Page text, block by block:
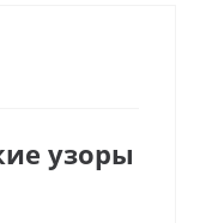
узоры